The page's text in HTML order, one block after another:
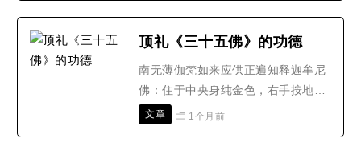
佛、三世佛。一般以燃灯佛代表过去
勒尊佛代表未来诸佛。那么除了这些
代表的含义，还有没有其..
顶礼《三十五佛》的功德
南无薄伽梵如来应供正遍知释迦牟尼
佛：住于中央身纯金色，右手按地，
左手定印上托满盛甘露之钵，着出家
文章 1个月前